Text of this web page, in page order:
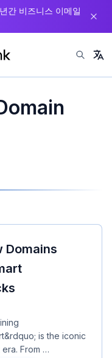
간 비즈니스 이메일
Domains
is the iconic
From …